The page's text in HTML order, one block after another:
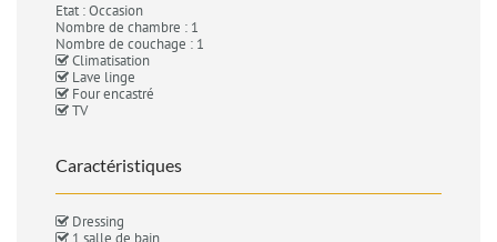
Etat : Occasion
Nombre de chambre : 1
Nombre de couchage : 1
Climatisation
Lave linge
Four encastré
TV
Caractéristiques
Dressing